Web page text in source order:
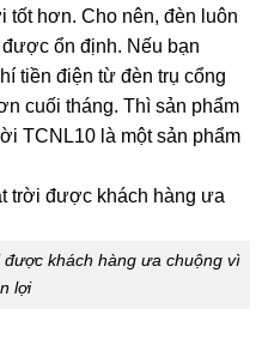
tốt hơn. Cho nên, đèn luôn
ổn định. Nếu bạn
tiền điện từ đèn trụ cổng
cuối tháng. Thì sản phẩm
TCNL10 là một sản phẩm
khách hàng ưa chuộng vì
lợi